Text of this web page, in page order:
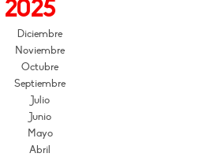
2025
Diciembre
Noviembre
Octubre
Septiembre
Julio
Junio
Mayo
Abril